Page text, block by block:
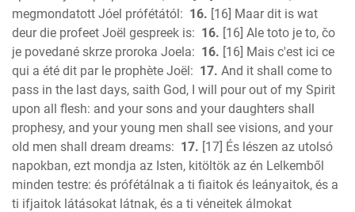
megmondatott Jóel prófétától: 16. [16] Maar dit is wat
deur die profeet Joël gespreek is: 16. [16] Ale toto je to, čo
je povedané skrze proroka Joela: 16. [16] Mais c'est ici ce
qui a été dit par le prophète Joël: 17. And it shall come to
pass in the last days, saith God, I will pour out of my Spirit
upon all flesh: and your sons and your daughters shall
prophesy, and your young men shall see visions, and your
old men shall dream dreams: 17. [17] És lészen az utolsó
napokban, ezt mondja az Isten, kitöltök az én Lelkemből
minden testre: és prófétálnak a ti fiaitok és leányaitok, és a
ti ifjaitok látásokat látnak, és a ti véneitek álmokat